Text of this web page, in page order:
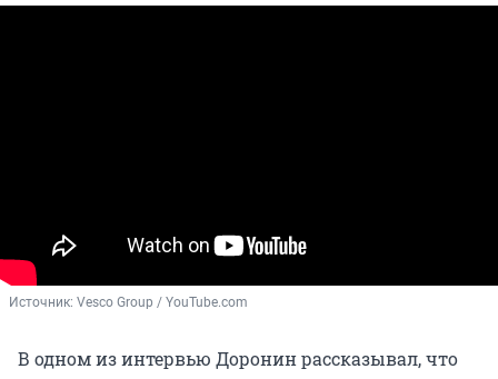
Источник: Vesco Group / YouTube.com
В одном из интервью Доронин рассказывал, что